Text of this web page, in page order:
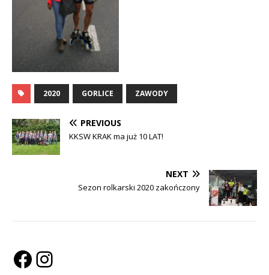
2020 GORLICE ZAWODY
PREVIOUS
KKSW KRAK ma już 10 LAT!
NEXT
Sezon rolkarski 2020 zakończony